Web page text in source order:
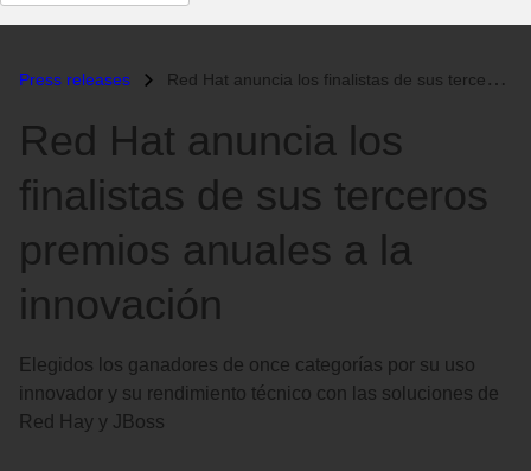
la
Press releases Red Hat anuncia los finalistas de sus terceros premios anuales a la in...
Red Hat anuncia los
finalistas de sus terceros
premios anuales a la
innovación
Elegidos los ganadores de once categorías por su uso
innovador y su rendimiento técnico con las soluciones de
Red Hay y JBoss